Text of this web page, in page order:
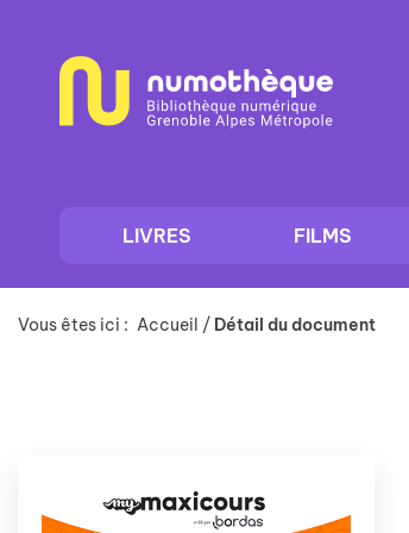
contenu
LIVRES FILMS
Vous êtes ici : Accueil / Détail du document